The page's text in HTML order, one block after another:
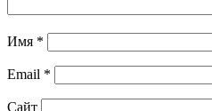
Имя *
Email *
Сайт